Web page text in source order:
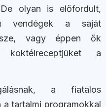
olyan is előfordult,
vendégek a saját
vagy éppen ők
a
a fiatalos
tartalmi programokkal